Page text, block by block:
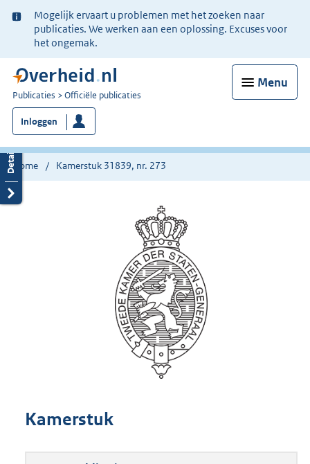
Ter
informatie:
Mogelijk ervaart u problemen met het zoeken naar
publicaties. We werken aan een oplossing. Excuses voor
het ongemak.
Menu
U
bent
nu
hier:
Publicaties Officiële publicaties
Inloggen
Home Kamerstuk 31839, nr. 273
Kamerstuk